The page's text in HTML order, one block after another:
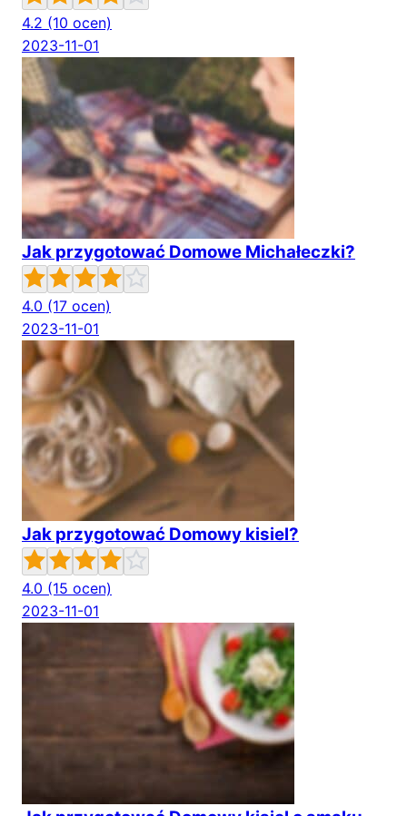
4.2 (10 ocen)
2023-11-01
Jak przygotować Domowe Michałeczki?
4.0 (17 ocen)
2023-11-01
Jak przygotować Domowy kisiel?
4.0 (15 ocen)
2023-11-01